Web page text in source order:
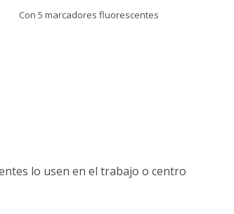
Con 5 marcadores fluorescentes
lo usen en el trabajo o centro